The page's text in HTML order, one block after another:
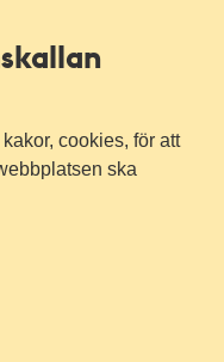
cookies, för att
ska